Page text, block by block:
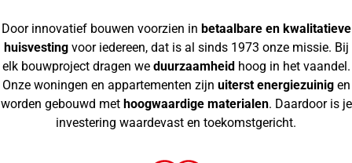
Door innovatief bouwen voorzien in betaalbare en kwalitatieve
huisvestingvoor iedereen, dat is al sinds 1973 onze missie. Bij
elk bouwproject dragen we duurzaamheidhoog in het vaandel.
Onze woningen en appartementen zijn uiterst energiezuinig en
worden gebouwd met hoogwaardige materialen. Daardoor is je
investering waardevast en toekomstgericht.